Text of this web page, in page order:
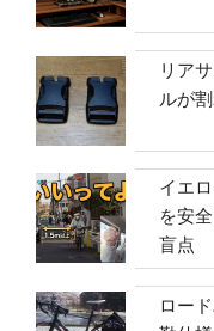
リア
ルが
イエ
を安
盲点
ロー